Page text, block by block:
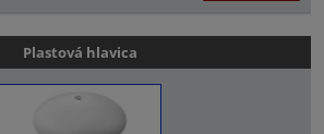
Plastová hlavica